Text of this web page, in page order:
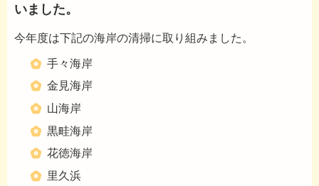
いました。
今年度は下記の海岸の清掃に取り組みました。
手々海岸
金見海岸
山海岸
黒畦海岸
花徳海岸
里久浜